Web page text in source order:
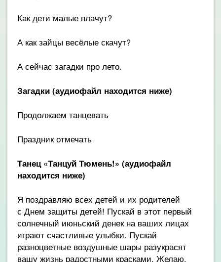
Как дети малые плачут?
А как зайцы весёлые скачут?
А сейчас загадки про лето.
Загадки (аудиофайл находится ниже)
Продолжаем танцевать
Праздник отмечать
Танец «Танцуй Тюмень!» (аудиофайл
находится ниже)
Я поздравляю всех детей и их родителей
с Днем защиты детей! Пускай в этот первый
солнечный июньский денек на ваших лицах
играют счастливые улыбки. Пускай
разноцветные воздушные шары разукрасят
вашу жизнь радостными красками. Желаю,